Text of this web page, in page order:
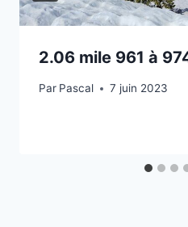
2.06 mile 961 à
Par Pascal 7 juin 2023